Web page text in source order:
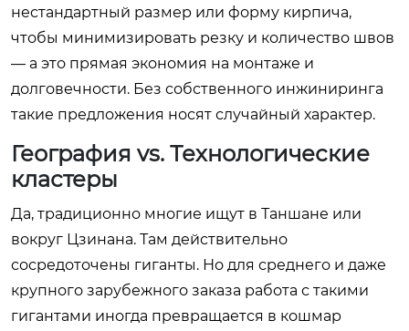
нестандартный размер или форму кирпича,
чтобы минимизировать резку и количество швов
— а это прямая экономия на монтаже и
долговечности. Без собственного инжиниринга
такие предложения носят случайный характер.
География vs. Технологические
кластеры
Да, традиционно многие ищут в Таншане или
вокруг Цзинана. Там действительно
сосредоточены гиганты. Но для среднего и даже
крупного зарубежного заказа работа с такими
гигантами иногда превращается в кошмар